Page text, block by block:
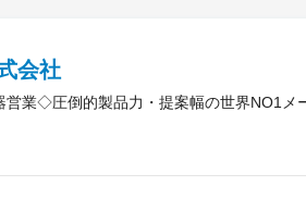
会社
営業◇圧倒的製品力・提案幅の世界NO1メ